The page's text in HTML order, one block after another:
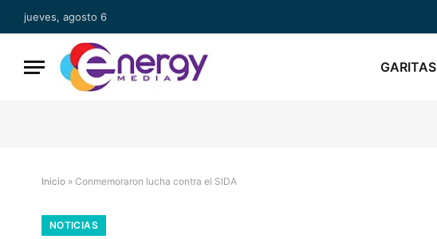
jueves, agosto 6
GARITAS
Inicio » Conmemoraron lucha contra el SIDA
NOTICIAS